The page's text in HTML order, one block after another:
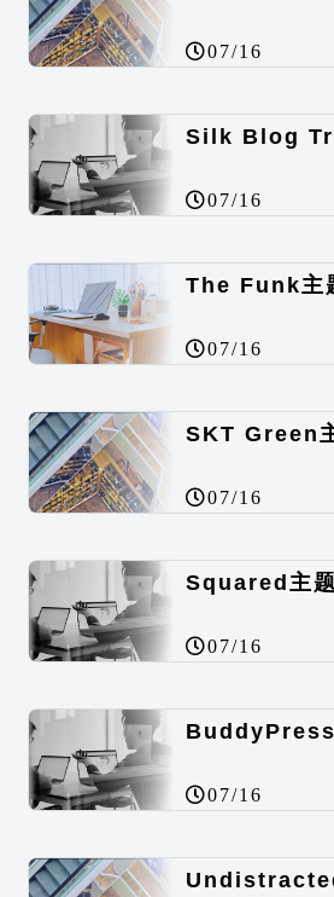
07/16
Silk Blog Tr
07/16
The Funk主
07/16
SKT Green
07/16
Squared主
07/16
07/16